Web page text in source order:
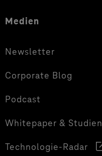
Medien
Newsletter
Corporate Blog
Podcast
Whitepaper & Studien
Technologie-Radar